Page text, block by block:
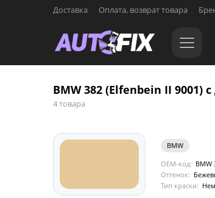
Доставка Оплата, возврат товара
BMW 382 (Elfenbein II 9001)
4 товара
BMW
OEM-код: BMW
Оттенок:
Тип краски: